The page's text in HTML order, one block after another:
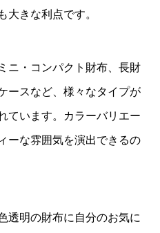
大きな利点です。
ニ・コンパクト財布、長財
ースなど、様々なタイプが
ています。カラーバリエー
ーな雰囲気を演出できるの
透明の財布に自分のお気に